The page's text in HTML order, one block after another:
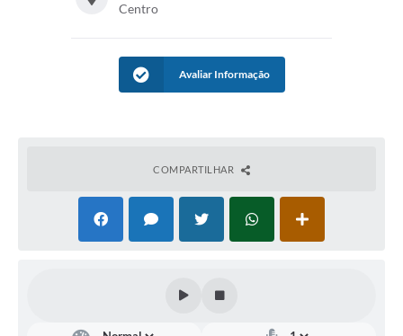
Centro
Avaliar Informação
COMPARTILHAR